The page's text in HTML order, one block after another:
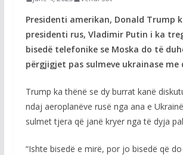
Presidenti amerikan, Donald Trump
presidenti rus, Vladimir Putin i ka
bisedë telefonike se Moska do të
përgjigjet pas sulmeve ukrainase me
Trump ka thënë se dy burrat kanë
ndaj aeroplanëve rusë nga ana e
sulmet tjera që janë kryer nga të dyja
“Ishte bisedë e mirë, por jo bisedë që